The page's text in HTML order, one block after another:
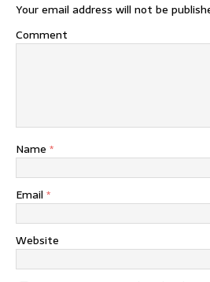
Your email address will not be
Comment
Name *
Email *
Website